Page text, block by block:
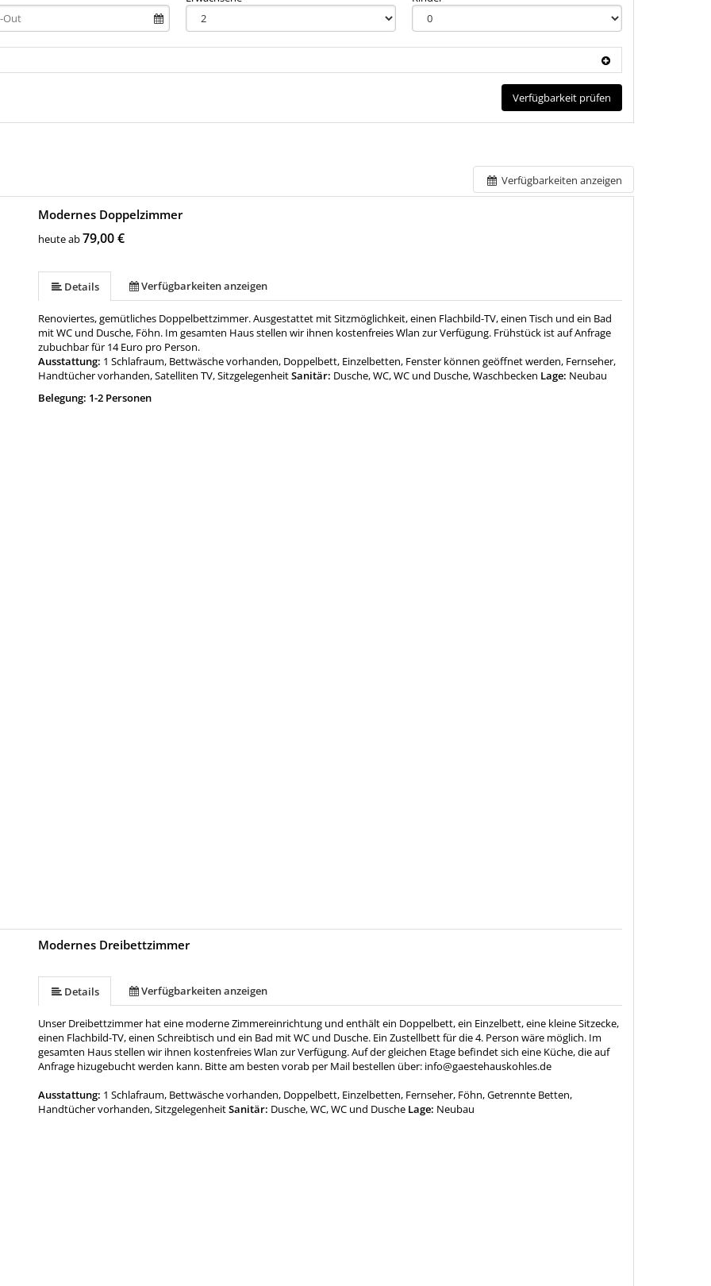
Verfügbarkeit prüfen
Verfügbarkeiten anzeigen
Modernes Doppelzimmer
heute ab79,00 €
Details Verfügbarkeiten anzeigen
Renoviertes, gemütliches Doppelbettzimmer. Ausgestattet mit Sitzmöglichkeit, einen Flachbild-TV, einen Tisch und ein Bad
mit WC und Dusche, Föhn. Im gesamten Haus stellen wir ihnen kostenfreies Wlan zur Verfügung. Frühstück ist auf Anfrage
zubuchbar für 14 Euro pro Person.
Ausstattung: 1 Schlafraum, Bettwäsche vorhanden, Doppelbett, Einzelbetten, Fenster können geöffnet werden, Fernseher,
Handtücher vorhanden, Satelliten TV, SitzgelegenheitSanitär: Dusche, WC, WC und Dusche, Waschbecken Lage: Neubau
Belegung: 1-2 Personen
Modernes Dreibettzimmer
Details Verfügbarkeiten anzeigen
Unser Dreibettzimmer hat eine moderne Zimmereinrichtung und enthält ein Doppelbett, ein Einzelbett, eine kleine Sitzecke,
einen Flachbild-TV, einen Schreibtisch und ein Bad mit WC und Dusche. Ein Zustellbett für die 4. Person wäre möglich. Im
gesamten Haus stellen wir ihnen kostenfreies Wlan zur Verfügung. Auf der gleichen Etage befindet sich eine Küche, die auf
Anfrage hizugebucht werden kann. Bitte am besten vorab per Mail bestellen über: info@gaestehauskohles.de
Ausstattung: 1 Schlafraum, Bettwäsche vorhanden, Doppelbett, Einzelbetten, Fernseher, Föhn, Getrennte Betten,
Handtücher vorhanden, SitzgelegenheitSanitär: Dusche, WC, WC und DuscheLage: Neubau